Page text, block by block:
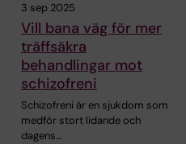
3 sep 2025
Vill bana väg för mer
träffsäkra
behandlingar mot
schizofreni
Schizofreni är en sjukdom som
medför stort lidande och
dagens…